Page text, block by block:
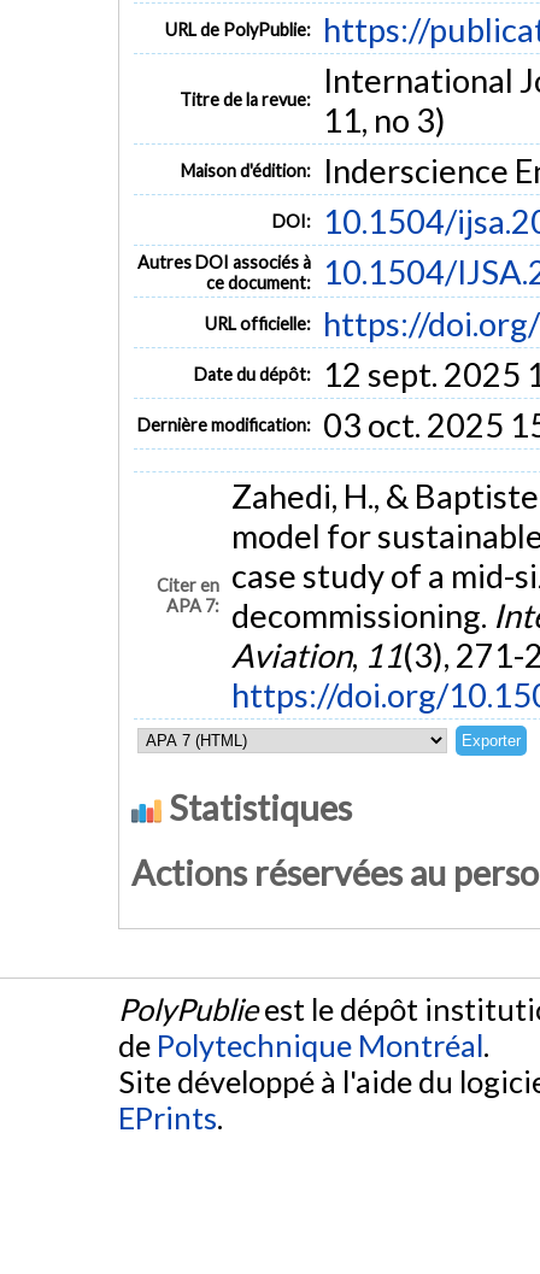
URL de PolyPublie: https://
Titre de la revue:
International
11, no 3)
Maison d'édition: Inderscience
DOI: 10.1504/
Autres DOI associés à
ce document:
10.1504/
URL officielle: https://
Date du dépôt: 12 sept. 2025
Dernière modification: 03 oct. 2025
Citer en
APA 7:
Zahedi, H., &
model for
case study of a mid-
decommissioning.
Aviation, 11(3), 271-
https://doi.org/
Statistiques
Actions réservées au
PolyPublieest le dépôt
de Polytechnique Montréal.
Site développé à l'aide du
EPrints.